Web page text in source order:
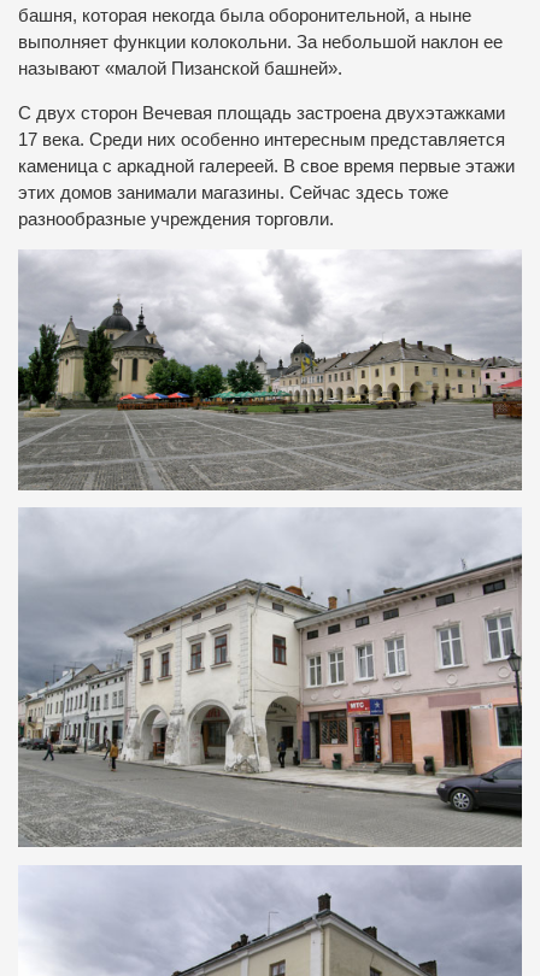
башня, которая некогда была оборонительной, а ныне
выполняет функции колокольни. За небольшой наклон ее
называют «малой Пизанской башней».
С двух сторон Вечевая площадь застроена двухэтажками
17 века. Среди них особенно интересным представляется
каменица с аркадной галереей. В свое время первые этажи
этих домов занимали магазины. Сейчас здесь тоже
разнообразные учреждения торговли.